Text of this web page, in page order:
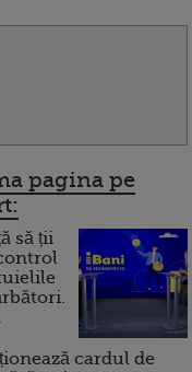
pagina pe
să ții
cardul de